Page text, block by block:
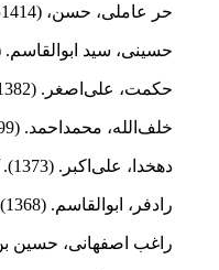
حر عاملی، حسن، (1414ق).
حسینی، سید ابوالقاسم.
حکمت، علی‌اصغر. (1382).
خلف‌الله، محمداحمد. (1999م).
دهخدا، علی‌اکبر. (1373).
رادفر، ابوالقاسم. (1368).
راغب اصفهانی، حسین بن